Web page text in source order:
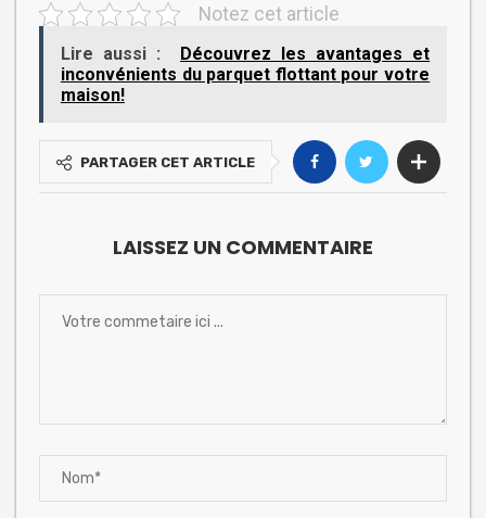
Notez cet article
Lire aussi :
Découvrez les avantages et
inconvénients du parquet flottant pour votre
maison!
PARTAGER CET ARTICLE
LAISSEZ UN COMMENTAIRE